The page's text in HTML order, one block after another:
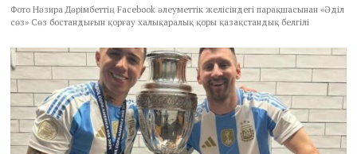
Фото Нәзира Дәрімбеттің Facebook әлеуметтік желісіндегі парақшасынан «Әділ
сөз» Сөз бостандығын қорғау халықаралық қоры қазақстандық белгілі